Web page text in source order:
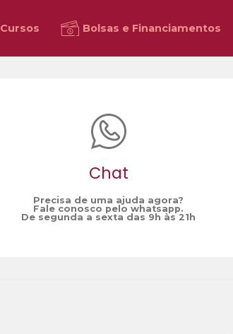
Cursos Bolsas e Financiamentos
Chat
Precisa de uma ajuda agora?
Fale conosco pelo whatsapp.
De segunda a sexta das 9h às 21h